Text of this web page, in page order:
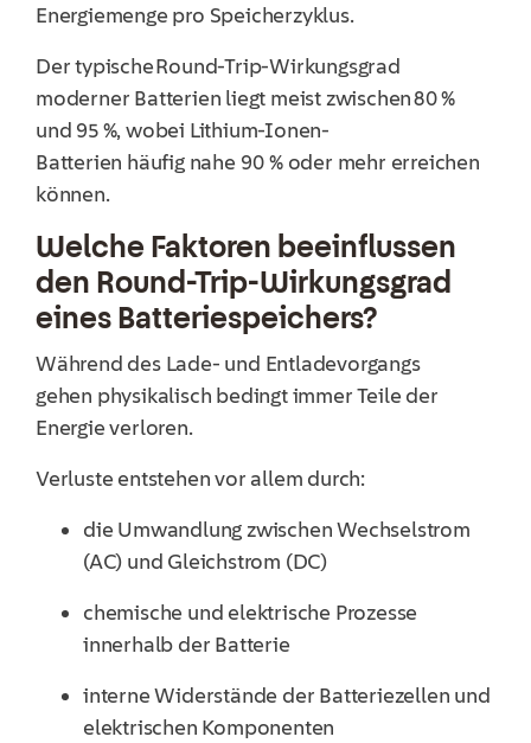
Energiemenge pro Speicherzyklus.
Der typische Round-Trip-Wirkungsgrad
moderner Batterien liegt meist zwischen 80 %
und 95 %, wobei Lithium-Ionen-
Batterien häufig nahe 90 % oder mehr erreichen
können.
Welche Faktoren beeinflussen
den Round-Trip-Wirkungsgrad
eines Batteriespeichers?
Während des Lade- und Entladevorgangs
gehen physikalisch bedingt immer Teile der
Energie verloren.
Verluste entstehen vor allem durch:
die Umwandlung zwischen Wechselstrom
(AC) und Gleichstrom (DC)
chemische und elektrische Prozesse
innerhalb der Batterie
interne Widerstände der Batteriezellen und
elektrischen Komponenten